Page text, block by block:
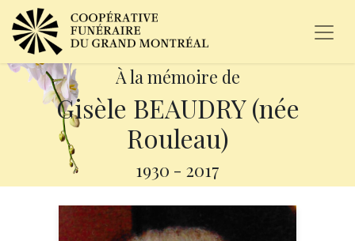
À la mémoire de
Gisèle BEAUDRY (née
Rouleau)
1930 - 2017